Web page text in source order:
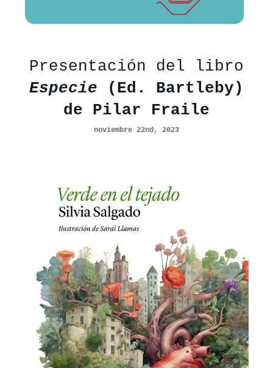
Presentación del libro
Especie (Ed. Bartleby)
de Pilar Fraile
noviembre 22nd, 2023